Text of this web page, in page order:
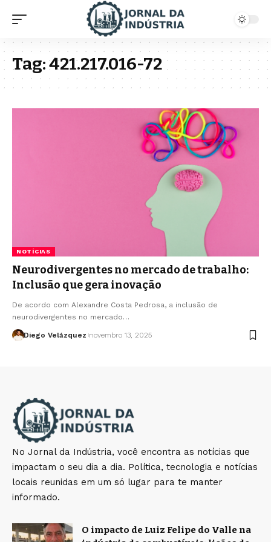
Tag:421.217.016-72
NOTÍCIAS
Neurodivergentes no mercado de trabalho:
Inclusão que gera inovação
De acordo com Alexandre Costa Pedrosa, a inclusão de
neurodivergentes no mercado…
Diego Velázquez novembro 13, 2025
No Jornal da Indústria, você encontra as notícias que
impactam o seu dia a dia. Política, tecnologia e notícias
locais reunidas em um só lugar para te manter
informado.
O impacto de Luiz Felipe do Valle na